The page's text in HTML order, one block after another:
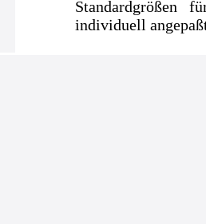
Standardgrößen
individuell